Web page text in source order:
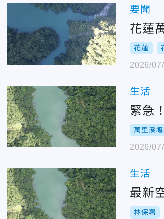
要聞
花蓮
花蓮
2026/
生活
緊急
萬里溪堰
2026/
生活
最新
林保署